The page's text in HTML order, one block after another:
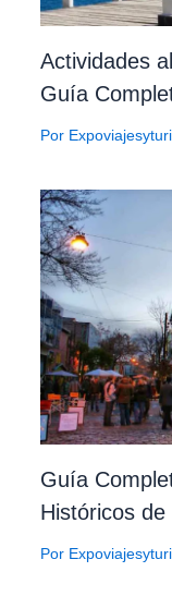
Actividades
Guía
Por
Guía
Históricos
Por